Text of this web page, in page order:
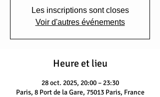
Les inscriptions sont closes
Voir d'autres événements
Heure et lieu
28 oct. 2025, 20:00 – 23:30
Paris, 8 Port de la Gare, 75013 Paris, France